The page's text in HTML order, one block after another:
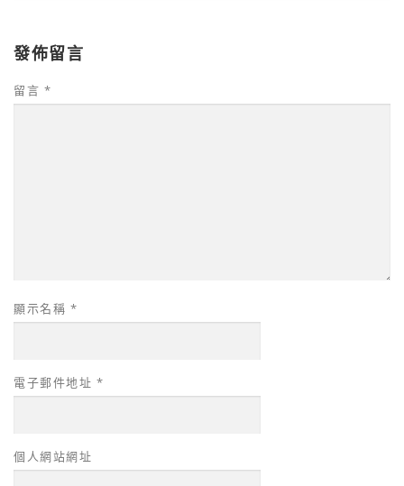
發佈留言
留言 *
顯示名稱 *
電子郵件地址 *
個人網站網址